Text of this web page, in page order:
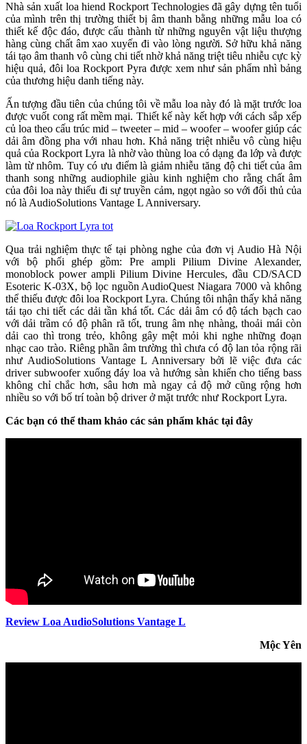
Nhà sản xuất loa hiend Rockport Technologies đã gây dựng tên tuổi
của mình trên thị trường thiết bị âm thanh bằng những mẫu loa có
thiết kế độc đáo, được cấu thành từ những nguyên vật liệu thượng
hàng cùng chất âm xao xuyến đi vào lòng người. Sở hữu khả năng
tái tạo âm thanh vô cùng chi tiết nhờ khả năng triệt tiêu nhiễu cực kỳ
hiệu quả, đôi loa Rockport Pyra được xem như sản phẩm nhì bảng
của thương hiệu danh tiếng này.
Ấn tượng đầu tiên của chúng tôi về mẫu loa này đó là mặt trước loa
được vuốt cong rất mềm mại. Thiết kế này kết hợp với cách sắp xếp
củ loa theo cấu trúc mid – tweeter – mid – woofer – woofer giúp các
dải âm đồng pha với nhau hơn. Khả năng triệt nhiễu vô cùng hiệu
quả của Rockport Lyra là nhờ vào thùng loa có dạng đa lớp và được
làm từ nhôm. Tuy có ưu điểm là giảm nhiễu tăng độ chi tiết của âm
thanh song những audiophile giàu kinh nghiệm cho rằng chất âm
của đôi loa này thiếu đi sự truyền cảm, ngọt ngào so với đối thủ của
nó là AudioSolutions Vantage L Anniversary.
Qua trải nghiệm thực tế tại phòng nghe của đơn vị Audio Hà Nội
với bộ phối ghép gồm: Pre ampli Pilium Divine Alexander,
monoblock power ampli Pilium Divine Hercules, đầu CD/SACD
Esoteric K-03X, bộ lọc nguồn AudioQuest Niagara 7000 và không
thể thiếu được đôi loa Rockport Lyra. Chúng tôi nhận thấy khả năng
tái tạo chi tiết các dải tần khá tốt. Các dải âm có độ tách bạch cao
với dải trầm có độ phân rã tốt, trung âm nhẹ nhàng, thoải mái còn
dải cao thì trong trẻo, không gây mệt mỏi khi nghe những đoạn
nhạc cao trào. Riêng phần âm trường thì chưa có độ lan tỏa rộng rãi
như AudioSolutions Vantage L Anniversary bởi lẽ việc đưa các
driver subwoofer xuống đáy loa và hướng sàn khiến cho tiếng bass
không chỉ chắc hơn, sâu hơn mà ngay cả độ mở cũng rộng hơn
nhiều so với bố trí toàn bộ driver ở mặt trước như Rockport Lyra.
Các bạn có thể tham khảo các sản phẩm khác tại đây
Review Loa AudioSolutions Vantage L
Mộc Yên